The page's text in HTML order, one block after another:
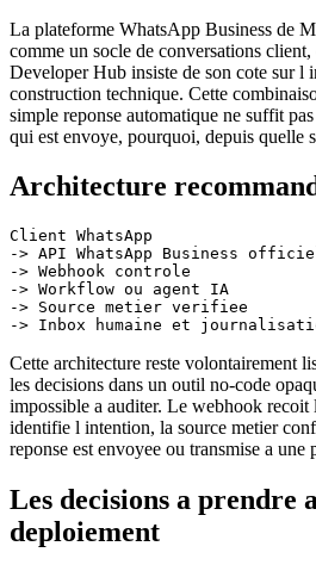
La plateforme WhatsApp Business de
comme un socle de conversations
Developer Hub insiste de son cote sur l
construction technique. Cette
simple reponse automatique ne suffit
qui est envoye, pourquoi, depuis quelle
Architecture
Client WhatsApp
-> API WhatsApp Business
-> Webhook controle
-> Workflow ou agent IA
-> Source metier verifiee
Cette architecture reste volontairement
les decisions dans un outil no-code
impossible a auditer. Le webhook
identifie l intention, la source metier
reponse est envoyee ou transmise a une
Les decisions a prendre
deploiement